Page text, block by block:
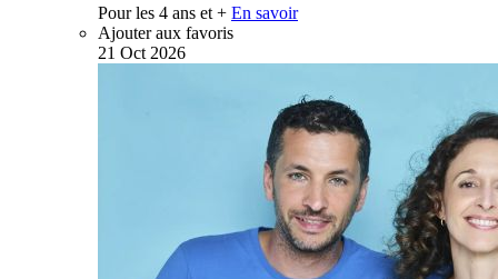
Pour les 4 ans et + En savoir
Ajouter aux favoris
21 Oct 2026